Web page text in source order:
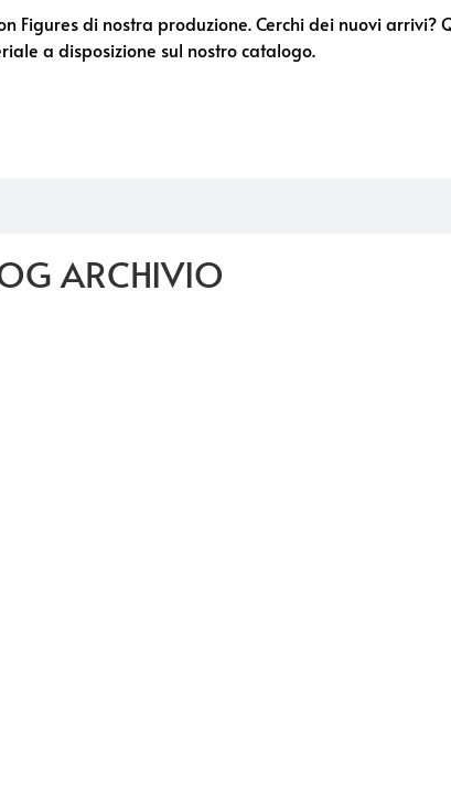
Figures di nostra produzione. Cerchi dei nuovi arrivi?
a disposizione sul nostro catalogo.
ARCHIVIO